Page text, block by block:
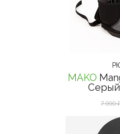
Наличие на складах
MAKO
7 990